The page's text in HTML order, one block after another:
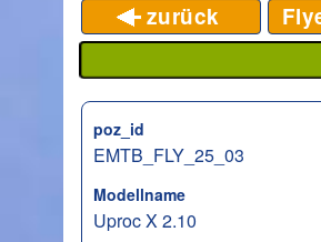
zurück
poz_id
EMTB_FLY_25_03
Modellname
Uproc X 2.10